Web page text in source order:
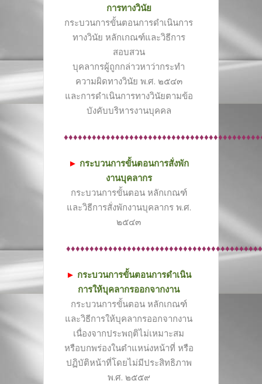
การทางวินัย
กระบวนการขั้นตอนการดำเนินการ
ทางวินัย หลักเกณฑ์และวิธีการ
สอบสวน
บุคลากรผู้ถูกกล่าวหาว่ากระทำ
ความผิดทางวินัย พ.ศ. ๒๕๔๓
และการดำเนินการทางวินัยตามข้อ
บังคับบริหารงานบุคคล
► กระบวนการขั้นตอนการสั่งพัก
งานบุคลากร
กระบวนการขั้นตอน หลักเกณฑ์
และวิธีการสั่งพักงานบุคลากร พ.ศ.
๒๕๔๓
► กระบวนการขั้นตอนการดำเนิน
การให้บุคลากรออกจากงาน
กระบวนการขั้นตอน หลักเกณฑ์
และวิธีการให้บุคลากรออกจากงาน
เนื่องจากประพฤติไม่เหมาะสม
หรือบกพร่องในตำแหน่งหน้าที่ หรือ
ปฏิบัติหน้าที่โดยไม่มีประสิทธิภาพ
พ.ศ. ๒๕๕๙